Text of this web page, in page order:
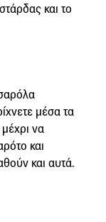
και το
μέσα τα
να
και
και αυτά.